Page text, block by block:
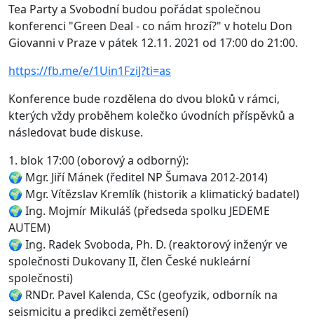
Tea Party a Svobodní budou pořádat společnou
konferenci "Green Deal - co nám hrozí?" v hotelu Don
Giovanni v Praze v pátek 12.11. 2021 od 17:00 do 21:00.
https://fb.me/e/1Uin1FziJ?ti=as
Konference bude rozdělena do dvou bloků v rámci,
kterých vždy proběhem kolečko úvodních příspěvků a
následovat bude diskuse.
1. blok 17:00 (oborový a odborný):
🌍 Mgr. Jiří Mánek (ředitel NP Šumava 2012-2014)
🌍 Mgr. Vítězslav Kremlík (historik a klimatický badatel)
🌍 Ing. Mojmír Mikuláš (předseda spolku JEDEME
AUTEM)
🌍 Ing. Radek Svoboda, Ph. D. (reaktorový inženýr ve
společnosti Dukovany II, člen České nukleární
společnosti)
🌍 RNDr. Pavel Kalenda, CSc (geofyzik, odborník na
seismicitu a predikci zemětřesení)